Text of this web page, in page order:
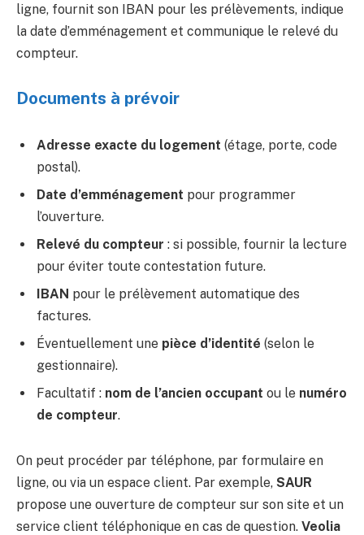
ligne, fournit son IBAN pour les prélèvements, indique
la date d’emménagement et communique le relevé du
compteur.
Documents à prévoir
Adresse exacte du logement (étage, porte, code
postal).
Date d’emménagement pour programmer
l’ouverture.
Relevé du compteur : si possible, fournir la lecture
pour éviter toute contestation future.
IBAN pour le prélèvement automatique des
factures.
Éventuellement une pièce d’identité (selon le
gestionnaire).
Facultatif : nom de l’ancien occupant ou le numéro
de compteur.
On peut procéder par téléphone, par formulaire en
ligne, ou via un espace client. Par exemple, SAUR
propose une ouverture de compteur sur son site et un
service client téléphonique en cas de question. Veolia